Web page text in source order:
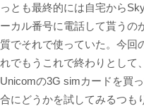
っとも最終的には自宅から
ーカル番号に電話して貰うの
質でそれで使っていた。今回
れでもうこれで終わりとして
Unicomの3G simカードを買
合にどうかを試してみるつも